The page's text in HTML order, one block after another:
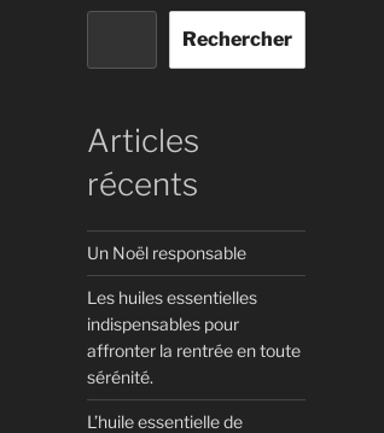
Rechercher
Articles
récents
Un Noël responsable
Les huiles essentielles
indispensables pour
affronter la rentrée en toute
sérénité.
L’huile essentielle de